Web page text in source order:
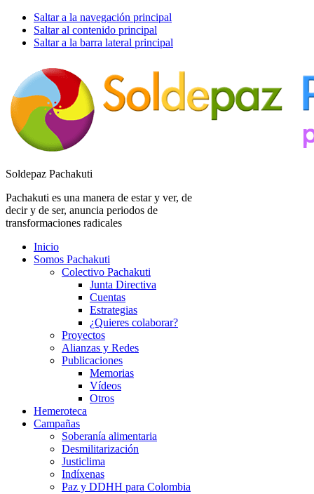
Saltar a la navegación principal
Saltar al contenido principal
Saltar a la barra lateral principal
Soldepaz Pachakuti
Pachakuti es una manera de estar y ver, de
decir y de ser, anuncia periodos de
transformaciones radicales
Inicio
Somos Pachakuti
Colectivo Pachakuti
Junta Directiva
Cuentas
Estrategias
¿Quieres colaborar?
Proyectos
Alianzas y Redes
Publicaciones
Memorias
Vídeos
Otros
Hemeroteca
Campañas
Soberanía alimentaria
Desmilitarización
Justiclima
Indíxenas
Paz y DDHH para Colombia